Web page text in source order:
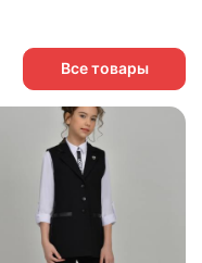
Все товары